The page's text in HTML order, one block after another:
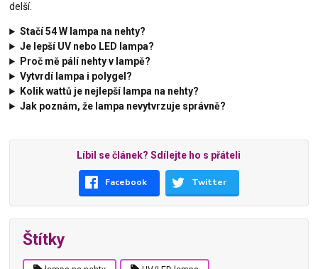
delší.
Stačí 54 W lampa na nehty?
Je lepší UV nebo LED lampa?
Proč mě pálí nehty v lampě?
Vytvrdí lampa i polygel?
Kolik wattů je nejlepší lampa na nehty?
Jak poznám, že lampa nevytvrzuje správně?
Líbil se článek? Sdílejte ho s přáteli
Facebook Twitter
Štítky